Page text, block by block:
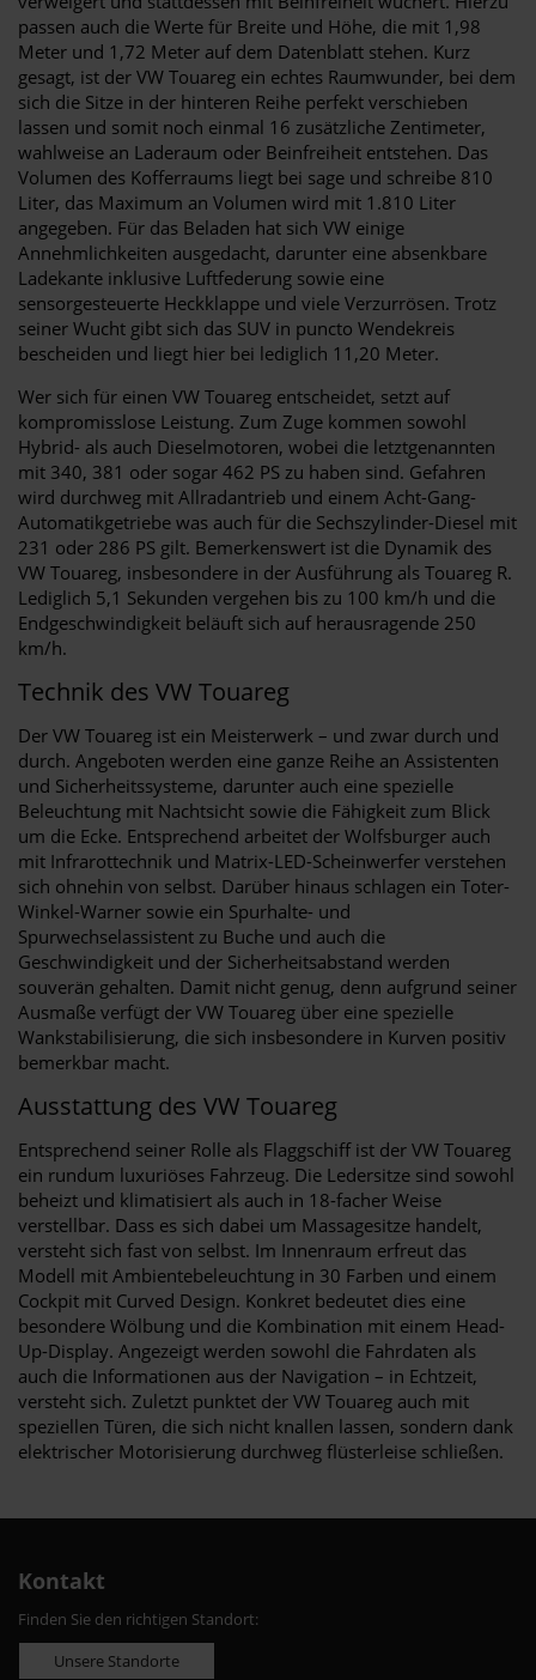
passen auch die Werte für Breite und Höhe, die mit 1,98
Meter und 1,72 Meter auf dem Datenblatt stehen. Kurz
gesagt, ist der VW Touareg ein echtes Raumwunder, bei dem
sich die Sitze in der hinteren Reihe perfekt verschieben
lassen und somit noch einmal 16 zusätzliche Zentimeter,
wahlweise an Laderaum oder Beinfreiheit entstehen. Das
Volumen des Kofferraums liegt bei sage und schreibe 810
Liter, das Maximum an Volumen wird mit 1.810 Liter
angegeben. Für das Beladen hat sich VW einige
Annehmlichkeiten ausgedacht, darunter eine absenkbare
Ladekante inklusive Luftfederung sowie eine
sensorgesteuerte Heckklappe und viele Verzurrösen. Trotz
seiner Wucht gibt sich das SUV in puncto Wendekreis
bescheiden und liegt hier bei lediglich 11,20 Meter.
Wer sich für einen VW Touareg entscheidet, setzt auf
kompromisslose Leistung. Zum Zuge kommen sowohl
Hybrid- als auch Dieselmotoren, wobei die letztgenannten
mit 340, 381 oder sogar 462 PS zu haben sind. Gefahren
wird durchweg mit Allradantrieb und einem Acht-Gang-
Automatikgetriebe was auch für die Sechszylinder-Diesel mit
231 oder 286 PS gilt. Bemerkenswert ist die Dynamik des
VW Touareg, insbesondere in der Ausführung als Touareg R.
Lediglich 5,1 Sekunden vergehen bis zu 100 km/h und die
Endgeschwindigkeit beläuft sich auf herausragende 250
km/h.
Technik des VW Touareg
Der VW Touareg ist ein Meisterwerk – und zwar durch und
durch. Angeboten werden eine ganze Reihe an Assistenten
und Sicherheitssysteme, darunter auch eine spezielle
Beleuchtung mit Nachtsicht sowie die Fähigkeit zum Blick
um die Ecke. Entsprechend arbeitet der Wolfsburger auch
mit Infrarottechnik und Matrix-LED-Scheinwerfer verstehen
sich ohnehin von selbst. Darüber hinaus schlagen ein Toter-
Winkel-Warner sowie ein Spurhalte- und
Spurwechselassistent zu Buche und auch die
Geschwindigkeit und der Sicherheitsabstand werden
souverän gehalten. Damit nicht genug, denn aufgrund seiner
Ausmaße verfügt der VW Touareg über eine spezielle
Wankstabilisierung, die sich insbesondere in Kurven positiv
bemerkbar macht.
Ausstattung des VW Touareg
Entsprechend seiner Rolle als Flaggschiff ist der VW Touareg
ein rundum luxuriöses Fahrzeug. Die Ledersitze sind sowohl
beheizt und klimatisiert als auch in 18-facher Weise
verstellbar. Dass es sich dabei um Massagesitze handelt,
versteht sich fast von selbst. Im Innenraum erfreut das
Modell mit Ambientebeleuchtung in 30 Farben und einem
Cockpit mit Curved Design. Konkret bedeutet dies eine
besondere Wölbung und die Kombination mit einem Head-
Up-Display. Angezeigt werden sowohl die Fahrdaten als
auch die Informationen aus der Navigation – in Echtzeit,
versteht sich. Zuletzt punktet der VW Touareg auch mit
speziellen Türen, die sich nicht knallen lassen, sondern dank
elektrischer Motorisierung durchweg flüsterleise schließen.
Kontakt
Finden Sie den richtigen Standort:
Unsere Standorte